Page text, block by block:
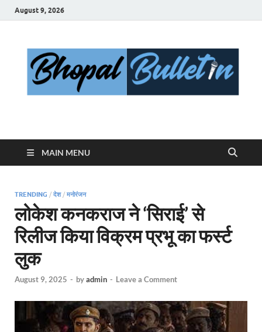
August 9, 2026
Bhopal Bulletin
MAIN MENU
TRENDING / देश/ मनोरंजन
लोकेश कनकराज ने ‘सिराई’ से
रिलीज किया विक्रम प्रभू का फर्स्ट
लुक
August 9, 2025 - byadmin - Leave a Comment